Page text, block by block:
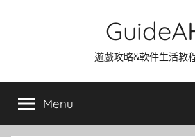
遊戲攻略&軟件生活教
Menu